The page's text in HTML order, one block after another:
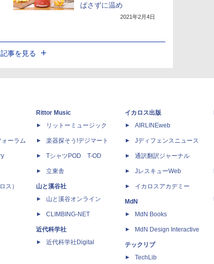
ばさずに温め
2021年2月4日
事を見る
ーラム
ス）
Rittor Music
リットーミュージック
楽器探そう!デジマート
TシャツPOD T-OD
立東舎
山と溪谷社
山と溪谷オンライン
CLIMBING-NET
近代科学社
近代科学社Digital
イカロス出版
AIRLINEweb
Jディフェンスニュース
通訳翻訳ジャーナル
JレスキューWeb
イカロスアカデミー
MdN
MdN Books
MdN Design Interactive
テックリブ
TechLib